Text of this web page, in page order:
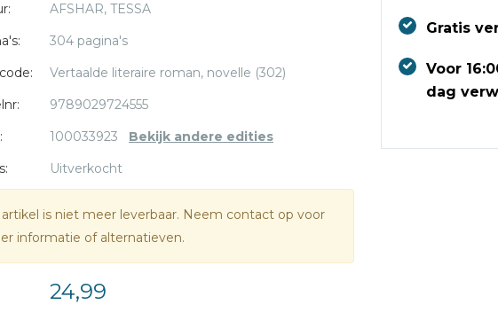
alle mensen die haar behandelen als uitschot is eréén
van Ruth afhouden. Hij houdt zichzelf voor dat hij
maar zo vriendelijk is vanwege zijn familieband met
AFSHAR, TESSA
304 pagina's
Vertaalde literaire roman, novelle (302)
9789029724555
100033923 Bekijk andere edities
Uitverkocht
is niet meer leverbaar. Neem contact op voor
informatie of alternatieven.
24,99
Gratis
Voor
dag